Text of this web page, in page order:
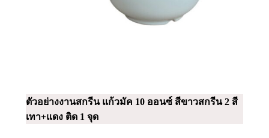
ตัวอย่างงานสกรีน แก้วมัค 10 ออนซ์ สีขาวสกรีน 2 สี
เทา+แดง ติด 1 จุด